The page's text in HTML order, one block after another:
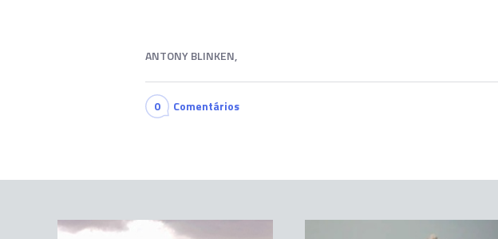
ANTONY BLINKEN,
0 Comentários